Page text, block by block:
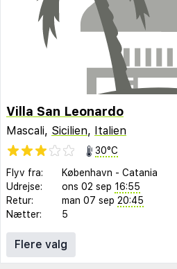
Villa San Leonardo
Mascali, Sicilien, Italien
30°C
Flyv fra:
København - Catania
Udrejse:
ons 02 sep 16:55
Retur:
man 07 sep 20:45
Nætter:
5
Flere valg